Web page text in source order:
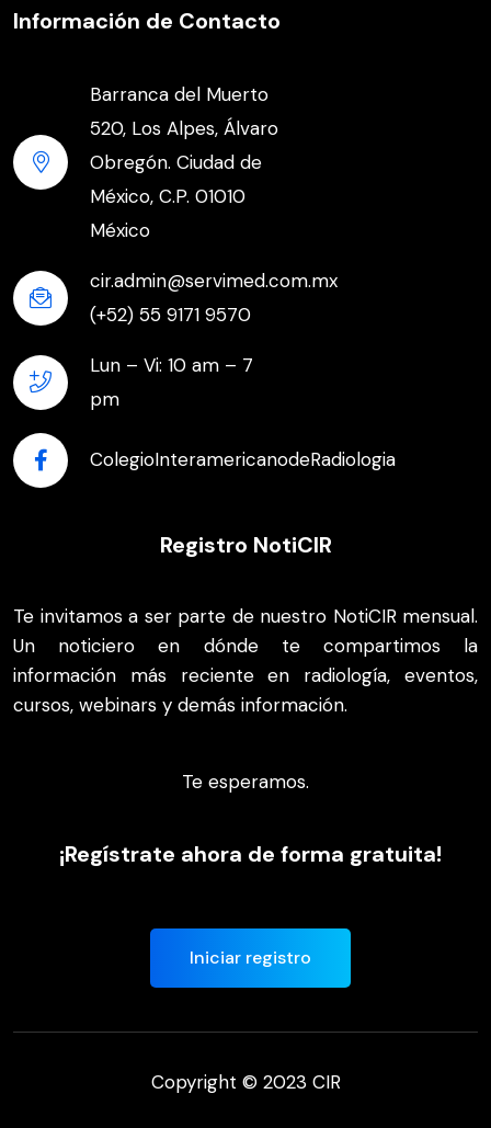
Información de Contacto
Barranca del Muerto
520, Los Alpes, Álvaro
Obregón. Ciudad de
México, C.P. 01010
México
cir.admin@servimed.com.mx
(+52) 55 9171 9570
Lun – Vi: 10 am – 7
pm
ColegioInteramericanodeRadiologia
Registro NotiCIR
Te invitamos a ser parte de nuestro NotiCIR mensual.
Un noticiero en dónde te compartimos la
información más reciente en radiología, eventos,
cursos, webinars y demás información.
Te esperamos.
¡Regístrate ahora de forma gratuita!
Iniciar registro
Copyright © 2023 CIR